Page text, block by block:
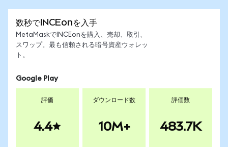
数秒でINCEonを入手
MetaMaskでINCEonを購入、売却、取引、
スワップ。最も信頼される暗号資産ウォレッ
ト。
Google Play
評価
4.4
ダウンロード数
10M+
評価数
483.7K